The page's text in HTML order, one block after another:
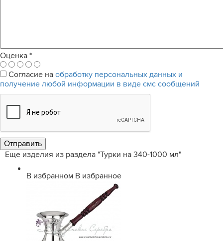
Оценка *
Согласие на обработку персональных данных и
получение любой информации в виде смс сообщений
Еще изделия из раздела "Турки на 340-1000 мл"
В избранном В избранное